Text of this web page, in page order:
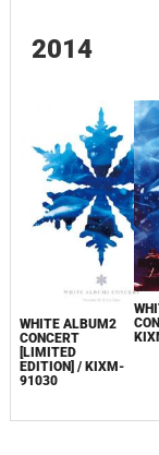
2014
WHITE ALBUM2
CONCERT
[LIMITED
EDITION] / KIXM-
91030